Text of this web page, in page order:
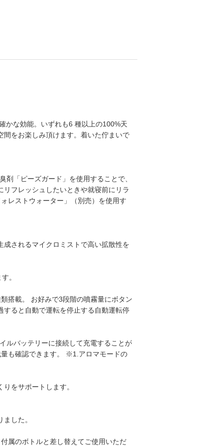
かな効能。いずれも6 種以上の100%天
をお楽しみ頂けます。着いた佇まいで
「ピーズガード」を使用することで、
フレッシュしたいときや就寝前にリラ
レストウォーター」（別売）を使用す
されるマイクロミストで高い拡散性を
。
搭載。 お好みで3段階の噴霧量にボタン
ると自動で運転を停止する自動運転停
ルバッテリーに接続して充電することが
も確認できます。 ※1.アロマモードの
をサポートします。
した。
属のボトルと差し替えてご使用いただ